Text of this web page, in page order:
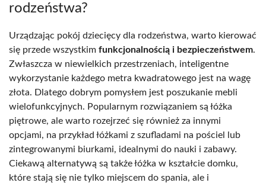
rodzeństwa?
Urządzając pokój dziecięcy dla rodzeństwa, warto kierować
się przede wszystkim funkcjonalnością i bezpieczeństwem.
Zwłaszcza w niewielkich przestrzeniach, inteligentne
wykorzystanie każdego metra kwadratowego jest na wagę
złota. Dlatego dobrym pomysłem jest poszukanie mebli
wielofunkcyjnych. Popularnym rozwiązaniem są łóżka
piętrowe, ale warto rozejrzeć się również za innymi
opcjami, na przykład łóżkami z szufladami na pościel lub
zintegrowanymi biurkami, idealnymi do nauki i zabawy.
Ciekawą alternatywą są także łóżka w kształcie domku,
które stają się nie tylko miejscem do spania, ale i